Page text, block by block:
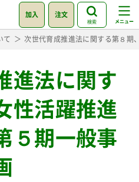
加入 注文
検索
て 次世代育成推進法に関する第８期
進法に関す
性活躍推進
５期一般事